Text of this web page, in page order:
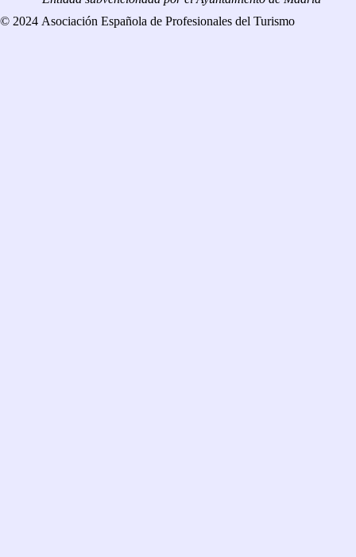
© 2024 Asociación Española de Profesionales del Turismo